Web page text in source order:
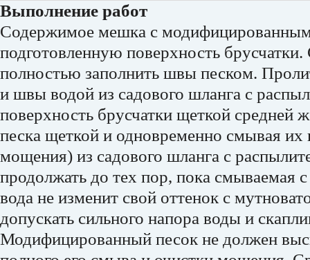
Выполнение работ
Содержимое мешка с
подготовленную поверхность
полностью заполнить швы песком.
и швы водой из садового шланга с
поверхность брусчатки щеткой средней
песка щеткой и одновременно смывая их
мощения) из садового шланга с
продолжать до тех пор, пока смываемая
вода не изменит свой оттенок с
допускать сильного напора воды и
Модифицированный песок не должен